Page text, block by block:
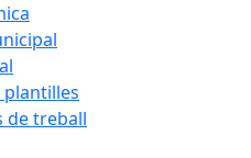
de treball